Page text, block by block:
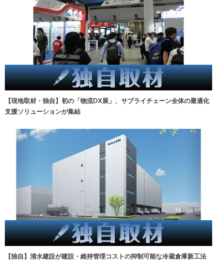
【現地取材・独自】初の「物流DX展」、サプライチェーン全体の最適化
支援ソリューションが集結
【独自】清水建設が建設・維持管理コストの抑制可能な冷蔵倉庫新工法